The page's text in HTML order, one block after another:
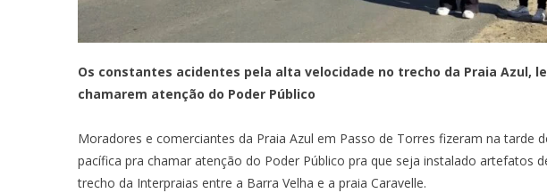
Os constantes acidentes pela alta velocidade no trecho da Praia Azul,
chamarem atenção do Poder Público
Moradores e comerciantes da Praia Azul em Passo de Torres fizeram na tarde
pacífica pra chamar atenção do Poder Público pra que seja instalado artefatos
trecho da Interpraias entre a Barra Velha e a praia Caravelle.